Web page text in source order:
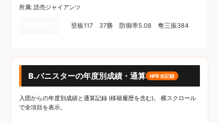
所属: 読売ジャイアンツ
登板117 37勝 防御率5.08 奪三振384
B.バニスターの年度別成績・通算 NPB全記録
入団からの年度別成績と通算記録 (移籍履歴を含む)。 横スクロール
で全項目を表示。